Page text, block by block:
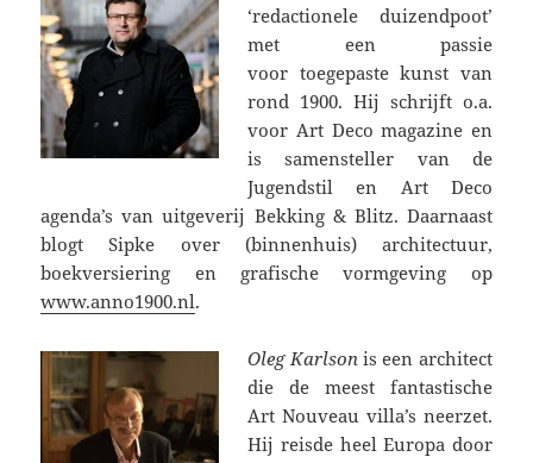
‘redactionele duizendpoot’
met een passie
voor toegepaste kunst van
rond 1900. Hij schrijft o.a.
voor Art Deco magazine en
is samensteller van de
Jugendstil en Art Deco
agenda’s van uitgeverij Bekking & Blitz. Daarnaast
blogt Sipke over (binnenhuis) architectuur,
boekversiering en grafische vormgeving op
www.anno1900.nl.
Oleg Karlson is een architect
die de meest fantastische
Art Nouveau villa’s neerzet.
Hij reisde heel Europa door